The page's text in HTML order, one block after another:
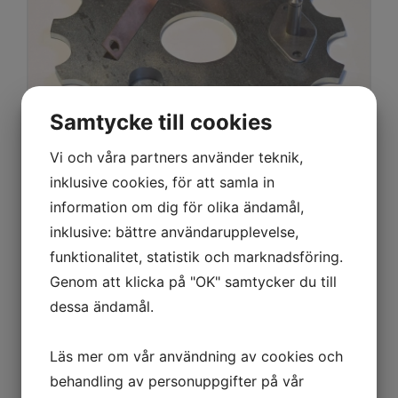
PLÅTBEARBETNING
Samtycke till cookies
Vi och våra partners använder teknik,
inklusive cookies, för att samla in
information om dig för olika ändamål,
inklusive: bättre användarupplevelse,
funktionalitet, statistik och marknadsföring.
Genom att klicka på "OK" samtycker du till
dessa ändamål.
Läs mer om vår användning av cookies och
behandling av personuppgifter på vår